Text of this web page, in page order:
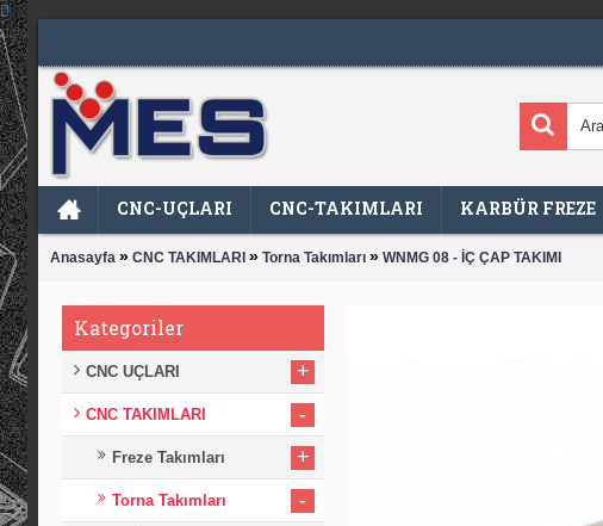
CNC-UÇLARI CNC-TAKIMLARI KARBÜR FREZE
Anasayfa » CNC TAKIMLARI » Torna Takımları » WNMG 08 - İÇ ÇAP TAKIMI
Kategoriler
CNC UÇLARI +
CNC TAKIMLARI -
Freze Takımları +
Torna Takımları -